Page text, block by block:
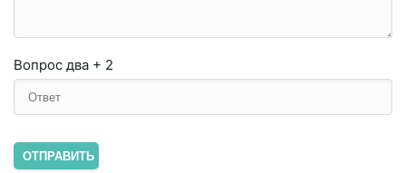
Вопрос два + 2
ОТПРАВИТЬ